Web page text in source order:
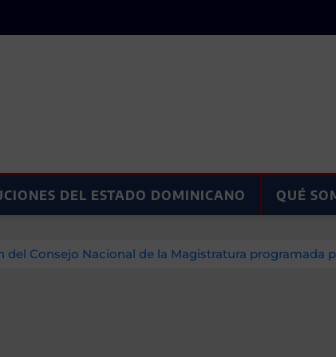
DEL ESTADO DOMINICANO QUÉ
Consejo Nacional de la Magistratura programada